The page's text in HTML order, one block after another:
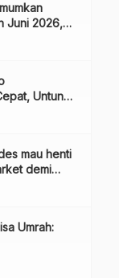
Juni 2026,
Hingga
Untung
mau henti
demi
Umrah: